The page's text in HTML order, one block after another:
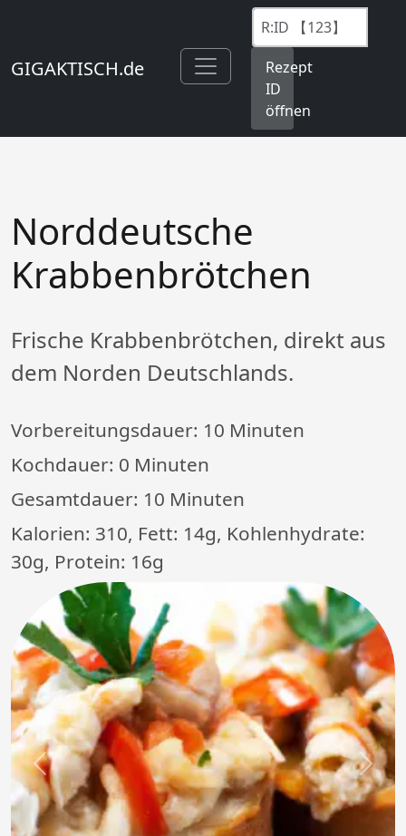
GIGAKTISCH.de
Rezept
ID
öffnen
Norddeutsche
Krabbenbrötchen
Frische Krabbenbrötchen, direkt aus
dem Norden Deutschlands.
Vorbereitungsdauer: 10 Minuten
Kochdauer: 0 Minuten
Gesamtdauer: 10 Minuten
Kalorien: 310, Fett: 14g, Kohlenhydrate:
30g, Protein: 16g
Previous Next